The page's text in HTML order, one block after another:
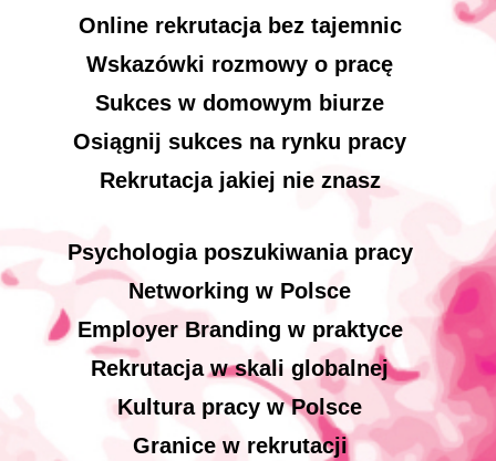
Online rekrutacja bez tajemnic
Wskazówki rozmowy o pracę
Sukces w domowym biurze
Osiągnij sukces na rynku pracy
Rekrutacja jakiej nie znasz
Psychologia poszukiwania pracy
Networking w Polsce
Employer Branding w praktyce
Rekrutacja w skali globalnej
Kultura pracy w Polsce
Granice w rekrutacji